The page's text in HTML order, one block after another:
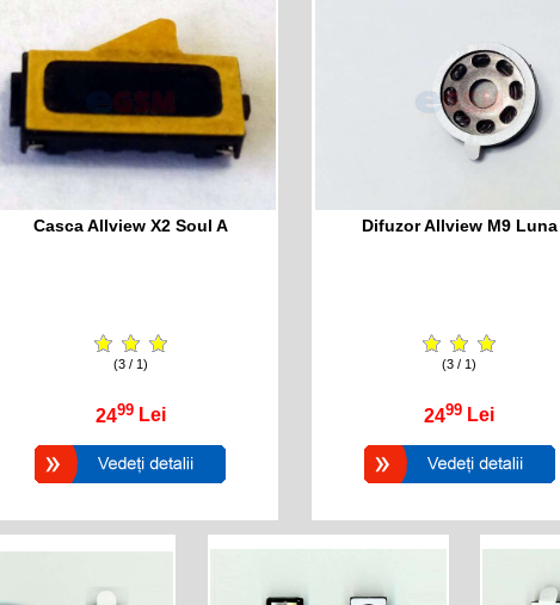
Casca Allview X2 Soul A
(3 / 1)
2499 Lei
Difuzor Allview M9 Luna
(3 / 1)
2499 Lei